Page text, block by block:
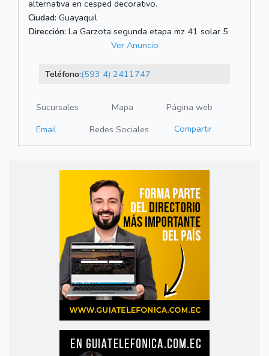
alternativa en cesped decorativo.
Ciudad: Guayaquil
Dirección: La Garzota segunda etapa mz 41 solar 5
Ver Anuncio
Teléfono:(593 4) 2411747
Sucursales Mapa
Página web
Email
Redes Sociales Compartir